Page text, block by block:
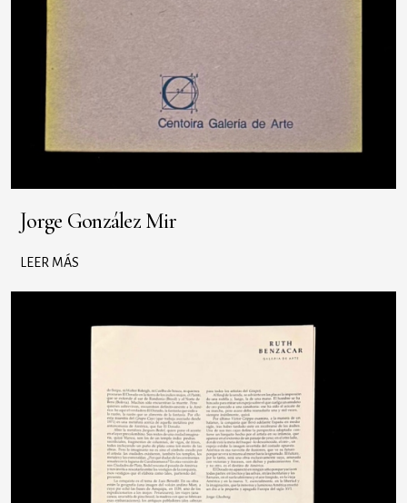
Jorge González Mir
LEER MÁS